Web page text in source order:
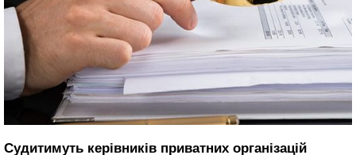
Судитимуть керівників приватних організацій